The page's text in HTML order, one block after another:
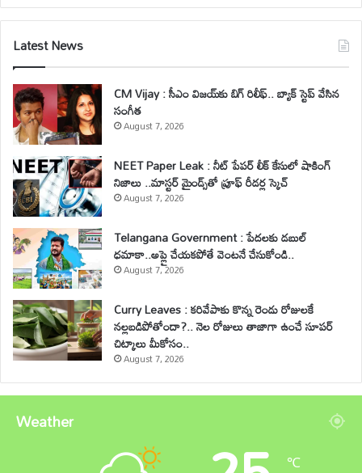
Latest News
CM Vijay : సీఎం విజయ్‌కు బిగ్ రిలీఫ్.. బ్యాక్ స్టెప్ వేసిన
సంగీత
August 7, 2026
NEET Paper Leak : నీట్ పేపర్ లీక్ కేసులో షాకింగ్
నిజాలు ..మాస్టర్ మైండ్స్‌తో ప్రూఫ్ రీడర్ల స్కెచ్
August 7, 2026
Telangana Government : పేదలకు డబుల్
ధమాకా..అప్లై చేయకపోతే వెంటనే చేసుకోండి..
August 7, 2026
Curry Leaves : కరివేపాకు కొన్న రెండు రోజులకే
నల్లబడిపోతోందా?.. నెల రోజులు తాజాగా ఉంచే సూపర్
చిట్కాలు మీకోసం..
August 7, 2026
Weather
℃